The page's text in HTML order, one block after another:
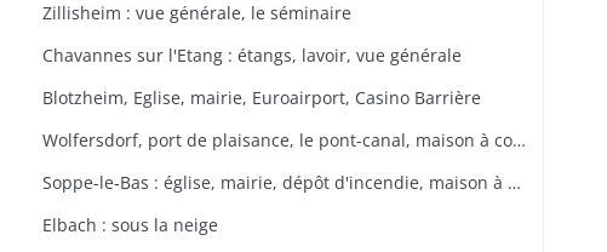
Zillisheim : vue générale, le séminaire
Chavannes sur l'Etang : étangs, lavoir, vue générale
Blotzheim, Eglise, mairie, Euroairport, Casino Barrière
Wolfersdorf, port de plaisance, le pont-canal, maison à colombages
Soppe-le-Bas : église, mairie, dépôt d'incendie, maison à colombages
Elbach : sous la neige